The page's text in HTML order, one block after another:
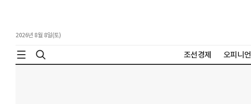
2026년 8월 8일(토)
조선경제 오피니언